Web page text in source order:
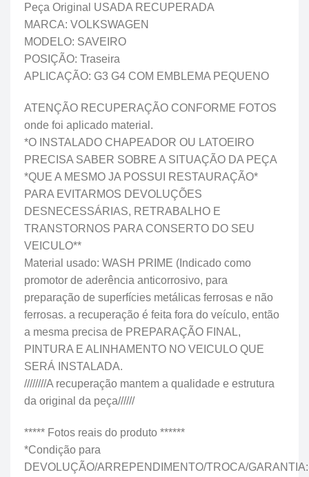
Peça Original USADA RECUPERADA
MARCA: VOLKSWAGEN
MODELO: SAVEIRO
POSIÇÃO: Traseira
APLICAÇÃO: G3 G4 COM EMBLEMA PEQUENO
ATENÇÃO RECUPERAÇÃO CONFORME FOTOS
onde foi aplicado material.
*O INSTALADO CHAPEADOR OU LATOEIRO
PRECISA SABER SOBRE A SITUAÇÃO DA PEÇA
*QUE A MESMO JA POSSUI RESTAURAÇÃO*
PARA EVITARMOS DEVOLUÇÕES
DESNECESSÁRIAS, RETRABALHO E
TRANSTORNOS PARA CONSERTO DO SEU
VEICULO**
Material usado: WASH PRIME (Indicado como
promotor de aderência anticorrosivo, para
preparação de superfícies metálicas ferrosas e não
ferrosas. a recuperação é feita fora do veículo, então
a mesma precisa de PREPARAÇÃO FINAL,
PINTURA E ALINHAMENTO NO VEICULO QUE
SERÁ INSTALADA.
////////A recuperação mantem a qualidade e estrutura
da original da peça//////
***** Fotos reais do produto ******
*Condição para
DEVOLUÇÃO/ARREPENDIMENTO/TROCA/GARANTIA: